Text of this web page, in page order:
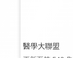
醫學大聯盟